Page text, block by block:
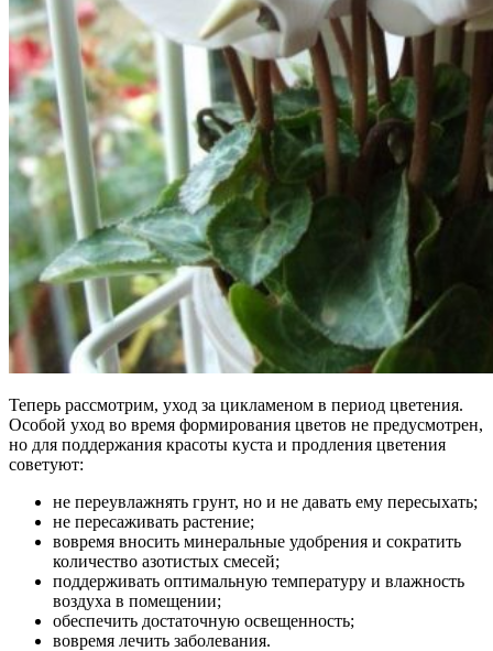
Теперь рассмотрим, уход за цикламеном в период цветения.
Особой уход во время формирования цветов не предусмотрен,
но для поддержания красоты куста и продления цветения
советуют:
не переувлажнять грунт, но и не давать ему пересыхать;
не пересаживать растение;
вовремя вносить минеральные удобрения и сократить
количество азотистых смесей;
поддерживать оптимальную температуру и влажность
воздуха в помещении;
обеспечить достаточную освещенность;
вовремя лечить заболевания.